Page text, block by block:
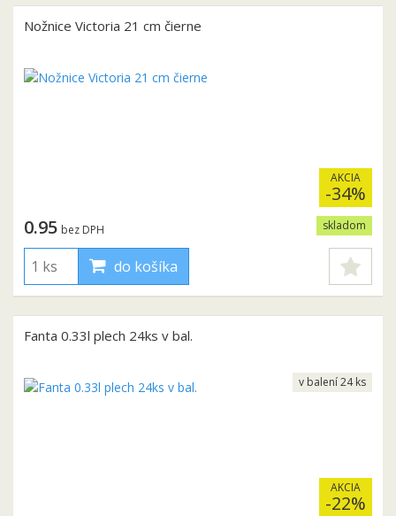
Nožnice Victoria 21 cm čierne
AKCIA
-34%
skladom
0.95 bez DPH
do košíka
Fanta 0.33l plech 24ks v bal.
AKCIA
-22%
v balení 24 ks